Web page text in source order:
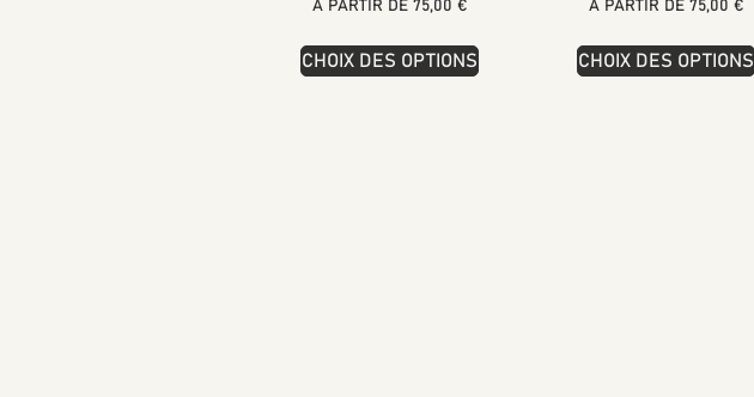
À PARTIR DE 75,00 €
CHOIX DES OPTIONS
À PARTIR DE 75,00 €
CHOIX DES OPTIONS